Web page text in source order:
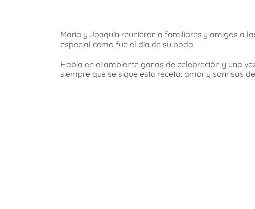
María y Joaquín reunieron a familiares y amigos a
especial como fue el día de su boda.
Había en el ambiente ganas de celebración y una
siempre que se sigue esta receta: amor y sonrisas